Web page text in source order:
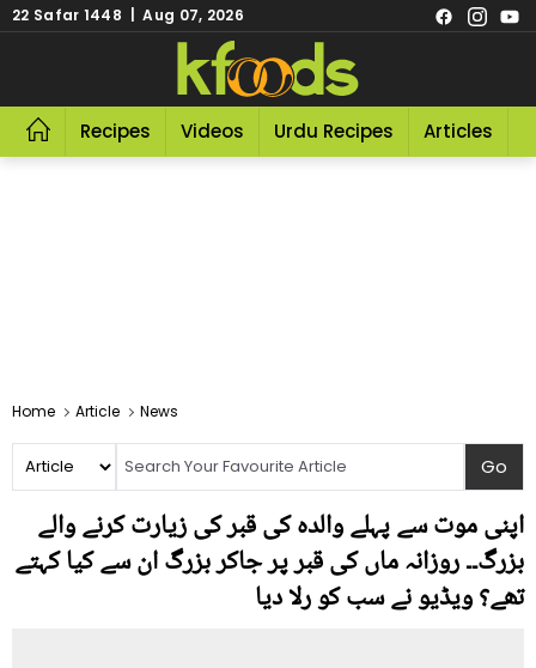
22 Safar 1448 | Aug 07, 2026
Recipes Videos Urdu Recipes Articles
Home Article News
اپنی موت سے پہلے والدہ کی قبر کی زیارت کرنے والے
بزرگ۔۔ روزانہ ماں کی قبر پر جاکر بزرگ ان سے کیا کہتے
تھے؟ ویڈیو نے سب کو رلا دیا